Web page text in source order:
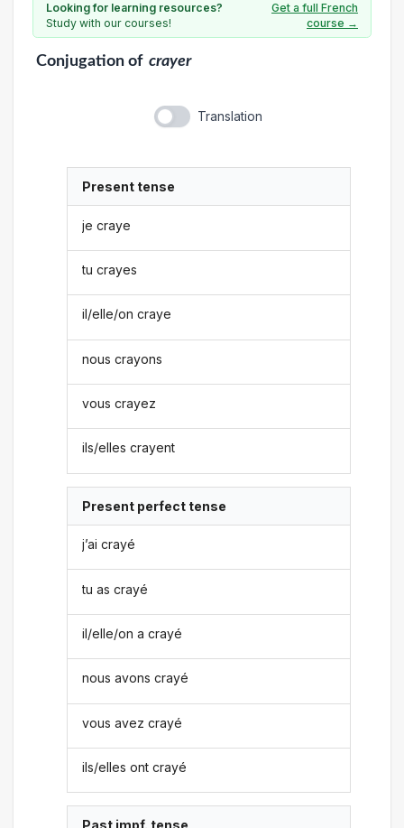
Looking for learning resources?
Study with our courses!
Get a full French
course →
Conjugationof crayer
Translation
Present tense
je craye
tu crayes
il/elle/on craye
nous crayons
vous crayez
ils/elles crayent
Present perfect tense
j’ai crayé
tu as crayé
il/elle/on a crayé
nous avons crayé
vous avez crayé
ils/elles ont crayé